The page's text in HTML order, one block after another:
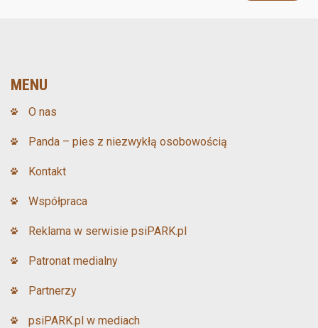
MENU
O nas
Panda – pies z niezwykłą osobowością
Kontakt
Współpraca
Reklama w serwisie psiPARK.pl
Patronat medialny
Partnerzy
psiPARK.pl w mediach